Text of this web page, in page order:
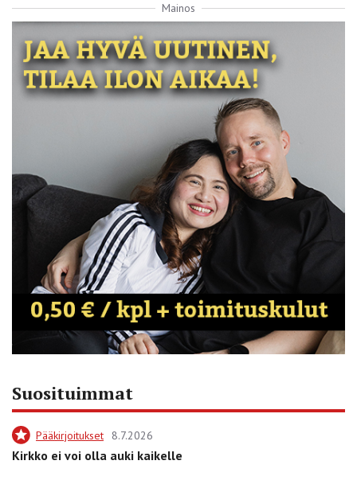
Mainos
Suosituimmat
Pääkirjoitukset 8.7.2026
Kirkko ei voi olla auki kaikelle